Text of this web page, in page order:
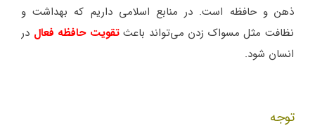
ذهن و حافظه است. در منابع اسلامی داریم که بهداشت و
نظافت مثل مسواک زدن می‌تواند باعثتقویت حافظه فعال در
انسان شود.
توجه